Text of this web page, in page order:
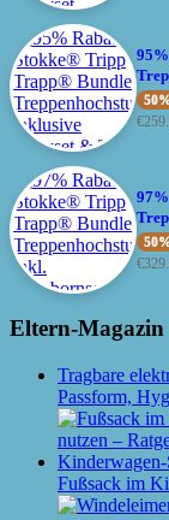
€
€
Eltern-Magazin
Tragbare
Passform,
Fußsack im